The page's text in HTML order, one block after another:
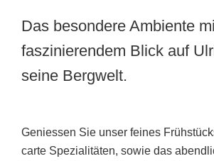
Das besondere Ambiente
faszinierendem Blick auf
seine Bergwelt.
Geniessen Sie unser feines
carte Spezialitäten, sowie das